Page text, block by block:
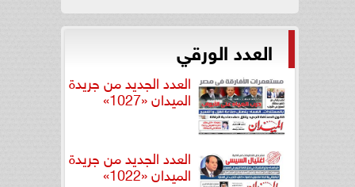
العدد الورقي
العدد الجديد من جريدة
الميدان «1027»
العدد الجديد من جريدة
الميدان «1022»